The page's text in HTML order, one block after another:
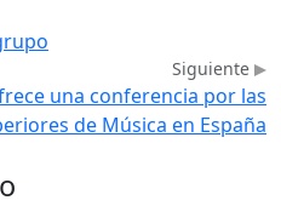
Siguiente
una conferencia por las
de Música en España